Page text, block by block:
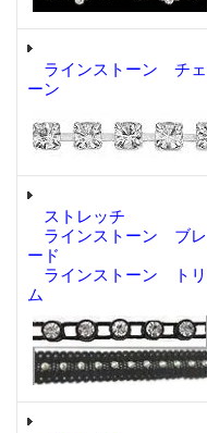
ラインストーン チェ
ーン
ストレッチ
ラインストーン ブレ
ード
ラインストーン トリ
ム